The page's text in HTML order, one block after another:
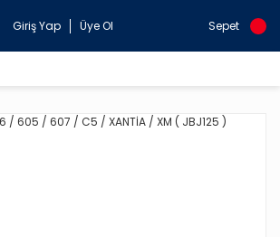
Giriş Yap Üye Ol Sepet